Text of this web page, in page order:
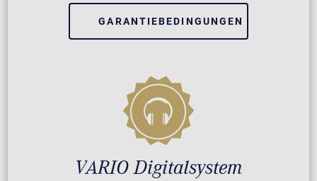
GARANTIEBEDINGUNGEN
VARIO Digitalsystem